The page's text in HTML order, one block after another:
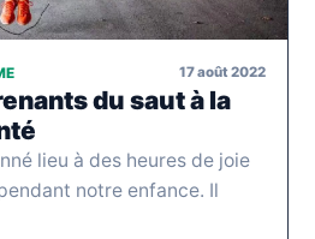
17 août 2022
du saut à la
lieu à des heures de joie
notre enfance. Il